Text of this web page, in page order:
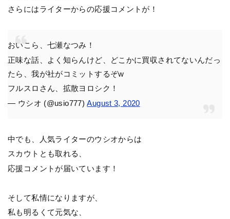
さらにはライターからの応援コメントが！
おいこら、七瀬なつみ！
正味な話、よく知らんけど、どこかに買収されてないんだっ
たら、我が社がコミットするぞw
フルスロさん、拡散ヨロシク！
— ウシオ (@usio777)August 3, 2020
中でも、人気ライターのウシオからは
スカウトとも取れる、
応援コメントが届いています！
そして私情になりますが、
私も明るくて元気な、